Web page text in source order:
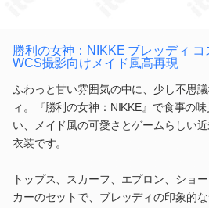
勝利の女神：NIKKE ブレッディ コ
WCS撮影向けメイド風高再現
ふわっと甘い雰囲気の中に、少し不思
ィ。『勝利の女神：NIKKE』で食事の
い、メイド風の可愛さとゲームらしい
衣装です。
トップス、スカーフ、エプロン、ショ
カーのセットで、ブレッディの印象的